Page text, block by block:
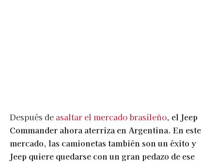
Después de asaltar el mercado brasileño, el Jeep
Commander ahora aterriza en Argentina. En este
mercado, las camionetas también son un éxito y
Jeep quiere quedarse con un gran pedazo de ese